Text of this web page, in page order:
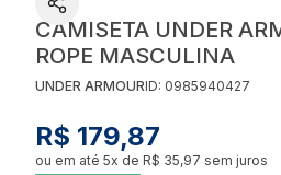
CAMISETA UNDER
ROPE MASCULINA
UNDER ARMOURID: 0985940427
R$ 179,87
ou em até 5x de R$ 35,97 sem juros